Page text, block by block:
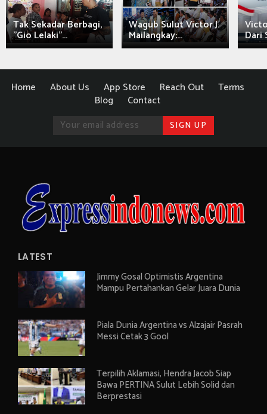
Tak Sekadar Berbagi,
"Gio Lelaki"...
Wagub Sulut Victor J.
Mailangkay:... Dari
Home About Us App Store Reach Out
Terms
Blog
Contact
LATEST
Jimmy Gosal Optimistis Argentina
Mampu Pertahankan Gelar Juara Dunia
Piala Dunia Argentina vs Alzajair Pasrah
Messi Cetak 3 Gool
Terpilih Aklamasi, Hendra Jacob Siap
Bawa PERTINA Sulut Lebih Solid dan
Berprestasi